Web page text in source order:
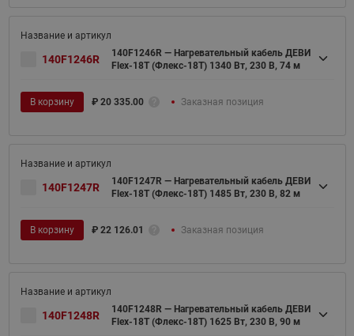
140F1246R
140F1246R — Нагревательный кабель ДЕВИ
Flex-18T (Флекс-18Т) 1340 Вт, 230 В, 74 м
В корзину ₽ 20 335.00 Заказная позиция
140F1247R
140F1247R — Нагревательный кабель ДЕВИ
Flex-18T (Флекс-18Т) 1485 Вт, 230 В, 82 м
В корзину ₽ 22 126.01 Заказная позиция
140F1248R
140F1248R — Нагревательный кабель ДЕВИ
Flex-18T (Флекс-18Т) 1625 Вт, 230 В, 90 м